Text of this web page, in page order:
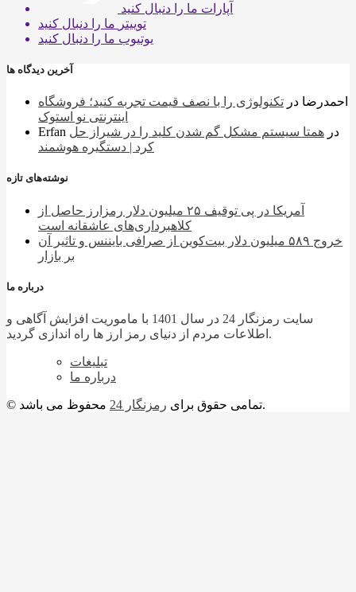
آپارات ما را دنبال کنید
توییتر ما را دنبال کنید
یوتیوب ما را دنبال کنید
آخرین دیدگاه ها
احمدرضا در تکنولوژی را با نصف قیمت تجربه کنید؛ فروشگاه
اینترنتی نو استوک
Erfan
در همتا سیستم مشکل گم شدن کلید را در شیراز حل
کرد | دستگیره هوشمند
نوشته‌های تازه
آمریکا در پی توقیف ۲۵ میلیون دلار رمزارز حاصل از
کلاهبرداری‌های عاشقانه است
خروج ۵۸۹ میلیون دلار بیت‌کوین از صرافی بایننس و تاثیر آن
بر بازار
درباره ما
سایت رمزنگار 24 در سال 1401 با ماموریت افزایش آگاهی و
اطلاعات مردم از دنیای رمز ارز ها راه اندازی گردید.
تبلیغات
درباره ما
© تمامی حقوق برای رمزنگار 24 محفوظ می باشد.